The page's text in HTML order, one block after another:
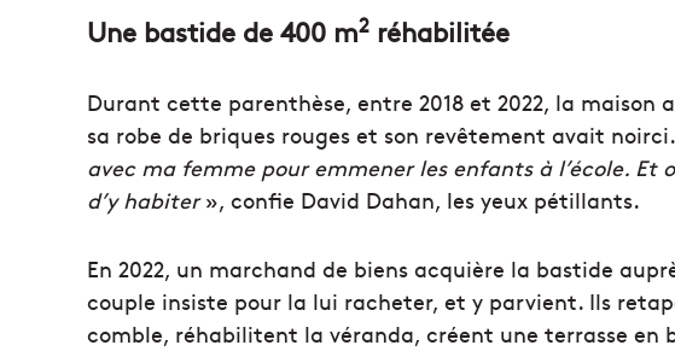
Une bastide de 400 m2 réhabilitée
Durant cette parenthèse, entre 2018 et 2022, la
sa robe de briques rouges et son revêtement avait
avec ma femme pour emmener les enfants à l’école. Et
d’y habiter», confie David Dahan, les yeux pétillants.
En 2022, un marchand de biens acquière la bastide
couple insiste pour la lui racheter, et y parvient. Ils
comble, réhabilitent la véranda, créent une terrasse en